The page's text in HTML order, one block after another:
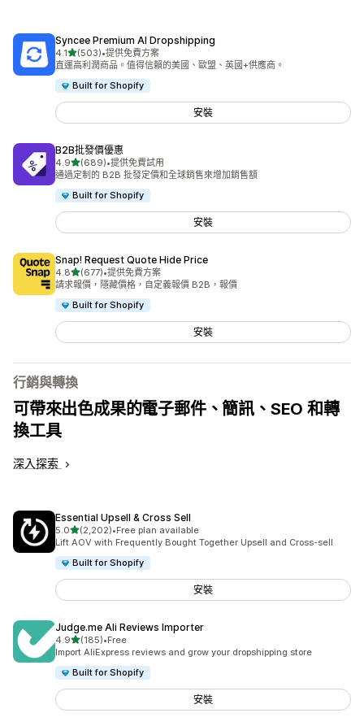
Syncee Premium AI Dropshipping
4.1滿分 5 顆星
(503)
共有 503 則評價
•提供免費方案
直運高利潤商品。值得信賴的美國、歐盟、英國+供應商。
Built for Shopify
安裝
B2B批發價優惠
4.9滿分 5 顆星
(689)
共有 689 則評價
•提供免費試用
通過定制的 B2B 批發定價和全球銷售來增加銷售額
Built for Shopify
安裝
Snap! Request Quote Hide Price
4.8滿分 5 顆星
(677)
共有 677 則評價
•提供免費方案
請求報價，隱藏價格，自定義報價 B2B，報價
Built for Shopify
安裝
行銷與轉換
可帶來出色成果的電子郵件、簡訊、SEO 和轉
換工具
深入探索
Essential Upsell & Cross Sell
5.0滿分 5 顆星
(2,202)
共有 2202 則評價
•Free plan available
Lift AOV with Frequently Bought Together Upsell and Cross-sell
Built for Shopify
安裝
Judge.me Ali Reviews Importer
4.9滿分 5 顆星
(185)
共有 185 則評價
•Free
Import AliExpress reviews and grow your dropshipping store
Built for Shopify
安裝